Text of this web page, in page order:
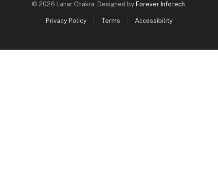
© 2026 Lahar Chakra. Designed by Forever Infotech.
Privacy Policy Terms Accessibility